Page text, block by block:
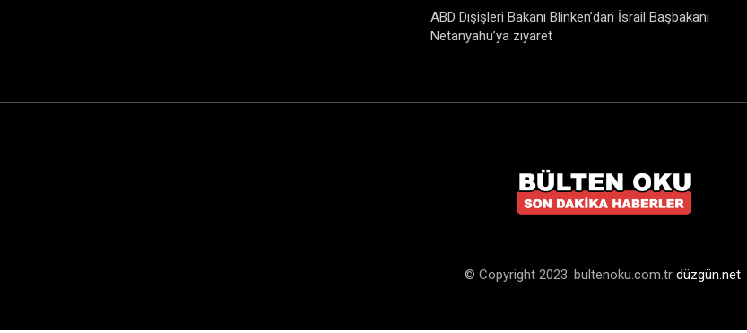
ABD Dışişleri Bakanı Blinken’dan İsrail Başbakanı
Netanyahu’ya ziyaret
© Copyright 2023. bultenoku.com.tr düzgün.net